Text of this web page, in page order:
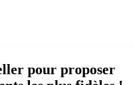
pour proposer